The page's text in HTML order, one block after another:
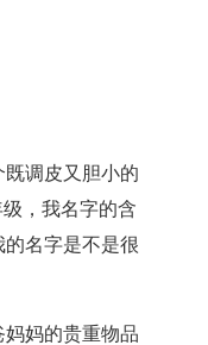
调皮又胆小的
，我名字的含
名字是不是很
妈的贵重物品